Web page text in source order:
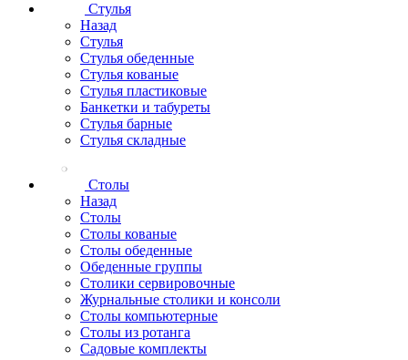
Стулья
Назад
Стулья
Стулья обеденные
Стулья кованые
Стулья пластиковые
Банкетки и табуреты
Стулья барные
Стулья складные
Столы
Назад
Столы
Столы кованые
Столы обеденные
Обеденные группы
Столики сервировочные
Журнальные столики и консоли
Столы компьютерные
Столы из ротанга
Садовые комплекты